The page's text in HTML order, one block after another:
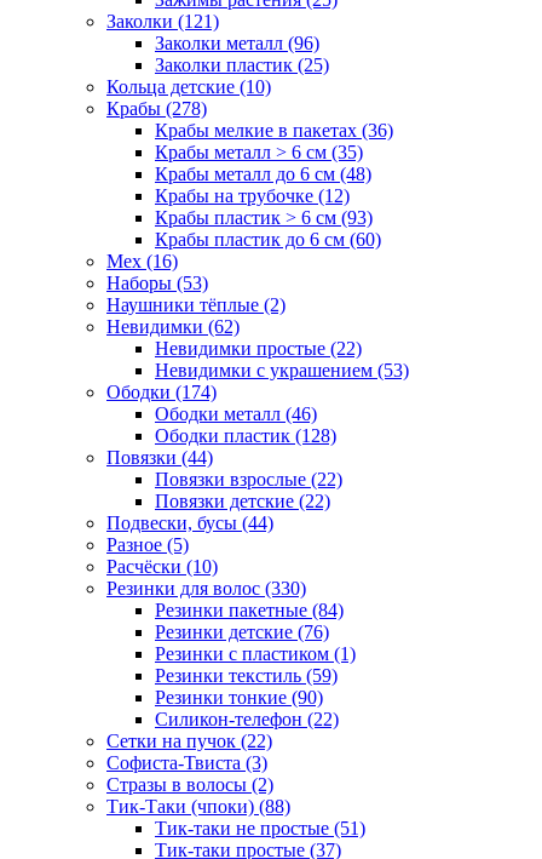
Заколки (121)
Заколки металл (96)
Заколки пластик (25)
Кольца детские (10)
Крабы (278)
Крабы мелкие в пакетах (36)
Крабы металл > 6 см (35)
Крабы металл до 6 см (48)
Крабы на трубочке (12)
Крабы пластик > 6 см (93)
Крабы пластик до 6 см (60)
Мех (16)
Наборы (53)
Наушники тёплые (2)
Невидимки (62)
Невидимки простые (22)
Невидимки с украшением (53)
Ободки (174)
Ободки металл (46)
Ободки пластик (128)
Повязки (44)
Повязки взрослые (22)
Повязки детские (22)
Подвески, бусы (44)
Разное (5)
Расчёски (10)
Резинки для волос (330)
Резинки пакетные (84)
Резинки детские (76)
Резинки с пластиком (1)
Резинки текстиль (59)
Резинки тонкие (90)
Силикон-телефон (22)
Сетки на пучок (22)
Софиста-Твиста (3)
Стразы в волосы (2)
Тик-Таки (чпоки) (88)
Тик-таки не простые (51)
Тик-таки простые (37)